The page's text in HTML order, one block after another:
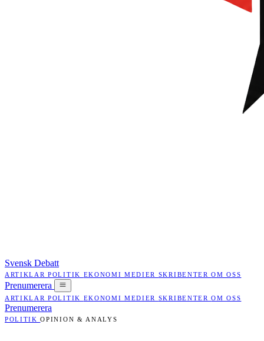
Svensk Debatt
ARTIKLARPOLITIK EKONOMIMEDIER SKRIBENTEROM OSS
Prenumerera
ARTIKLARPOLITIK EKONOMIMEDIER SKRIBENTEROM OSS
Prenumerera
POLITIKOPINION & ANALYS